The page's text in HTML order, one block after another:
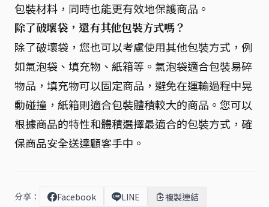
包裝材料，同時也能更有效地保護商品。
除了破壞袋，還有其他包裝方式嗎？
除了破壞袋，您也可以考慮使用其他包裝方式，例
如氣泡袋、填充物、紙箱等。氣泡袋適合包裝易碎
物品，填充物可以固定商品，避免在運輸過程中晃
動碰撞，紙箱則適合包裝體積較大的商品。您可以
根據商品的特性和體積選擇最適合的包裝方式，確
保商品安全送達顧客手中。
分享： Facebook LINE 複製連結